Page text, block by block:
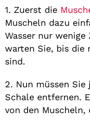
1. Zuerst die
Muscheln dazu
Wasser nur
warten Sie, bis die
sind.
2. Nun müssen Sie
Schale entfernen.
von den Muscheln,